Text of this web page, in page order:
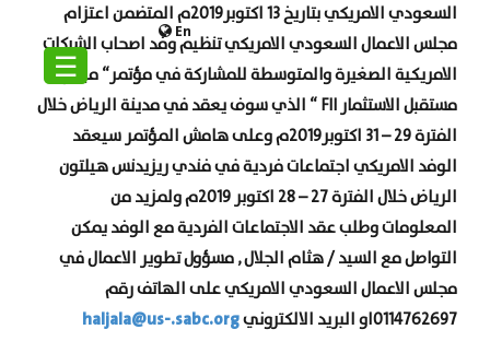
En
☰
السعودي الامريكي بتاريخ 13 اكتوبر2019م المتضمن اعتزام
مجلس الاعمال السعودي الامريكي تنظيم وفد اصحاب الشركات
الامريكية الصغيرة والمتوسطة للمشاركة في مؤتمر“مبادرة
مستقبل الاستثمارFII
“ الذي سوف يعقد في مدينة الرياض خلال
الفترة 29 – 31 اكتوبر2019م وعلى هامش المؤتمر سيعقد
الوفد الامريكي اجتماعات فردية في فندي ريزيدنس هيلتون
الرياض خلال الفترة 27 – 28 اكتوبر 2019م ولمزيد من
المعلومات وطلب عقد الاجتماعات الفردية مع الوفد يمكن
التواصل مع السيد / هثام الجلال , مسؤول تطوير الاعمال في
مجلس الاعمال السعودي الامريكي على الهاتف رقم
0114762697او البريد الالكتروني
haljala@us-.sabc.org